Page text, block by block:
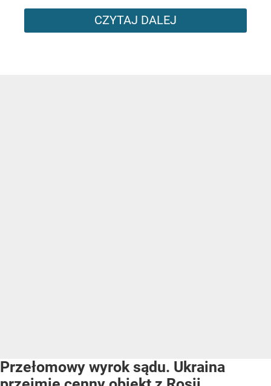
CZYTAJ DALEJ
Przełomowy wyrok sądu. Ukraina